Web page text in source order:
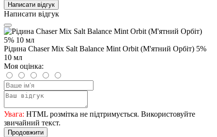
Написати відгук
Написати відгук
Рідина Chaser Mix Salt Balance Mint Orbit (М'ятний Орбіт) 5%
10 мл
Моя оцінка:
Увага: HTML розмітка не підтримується. Використовуйте
звичайний текст.
Продовжити